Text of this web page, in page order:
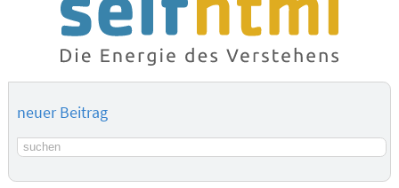
neuer Beitrag
Suchbegriff